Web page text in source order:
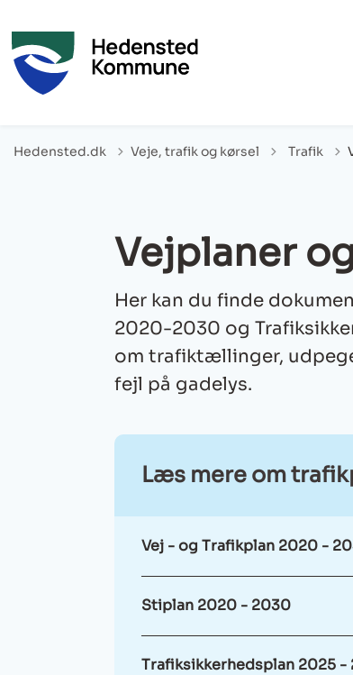
Hedensted.dk Veje, trafik og kørsel Tilbage til
Trafik
Vejplaner
Her kan du finde
2020-2030 og
om trafiktællinger,
fejl på gadelys.
Læs mere om
Vej - og Trafikplan 2020 -
Stiplan 2020 - 2030
Trafiksikkerhedsplan 2025 -